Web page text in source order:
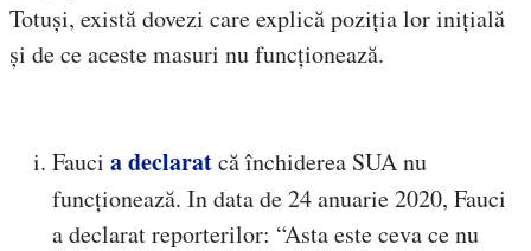
Totuși, există dovezi care explică poziția lor inițială
și de ce aceste masuri nu funcționează.
Fauci a declaratcă închiderea SUA nu
funcționează. In data de 24 anuarie 2020, Fauci
a declarat reporterilor: “Asta este ceva ce nu